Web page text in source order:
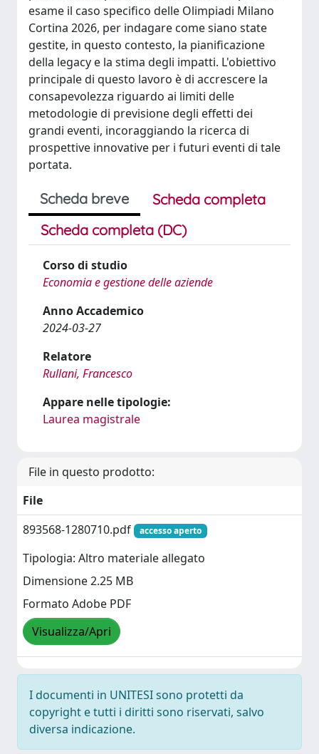
esame il caso specifico delle Olimpiadi Milano
Cortina 2026, per indagare come siano state
gestite, in questo contesto, la pianificazione
della legacy e la stima degli impatti. L'obiettivo
principale di questo lavoro è di accrescere la
consapevolezza riguardo ai limiti delle
metodologie di previsione degli effetti dei
grandi eventi, incoraggiando la ricerca di
prospettive innovative per i futuri eventi di tale
portata.
Scheda breve
Scheda completa
Scheda completa (DC)
Corso di studio
Economia e gestione delle aziende
Anno Accademico
2024-03-27
Relatore
Rullani, Francesco
Appare nelle tipologie:
Laurea magistrale
File in questo prodotto:
File
893568-1280710.pdf
accesso aperto
Tipologia: Altro materiale allegato
Dimensione 2.25 MB
Formato Adobe PDF
Visualizza/Apri
I documenti in UNITESI sono protetti da
copyright e tutti i diritti sono riservati, salvo
diversa indicazione.